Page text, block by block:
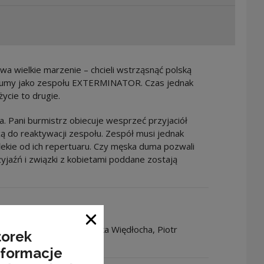
wielkie marzenie – chcieli wstrząsnąć polską
jako zespołu EXTERMINATOR. Czas jednak
to drugie.
Pani burmistrz obiecuje wesprzeć przyjaciół
reaktywacji zespołu. Zespół musi jednak
od ich repertuaru. Czy męska duma pozwali
i związki z kobietami poddane zostają
Hamkało, Agnieszka Więdłocha, Piotr
Domagała
Zamknij okno